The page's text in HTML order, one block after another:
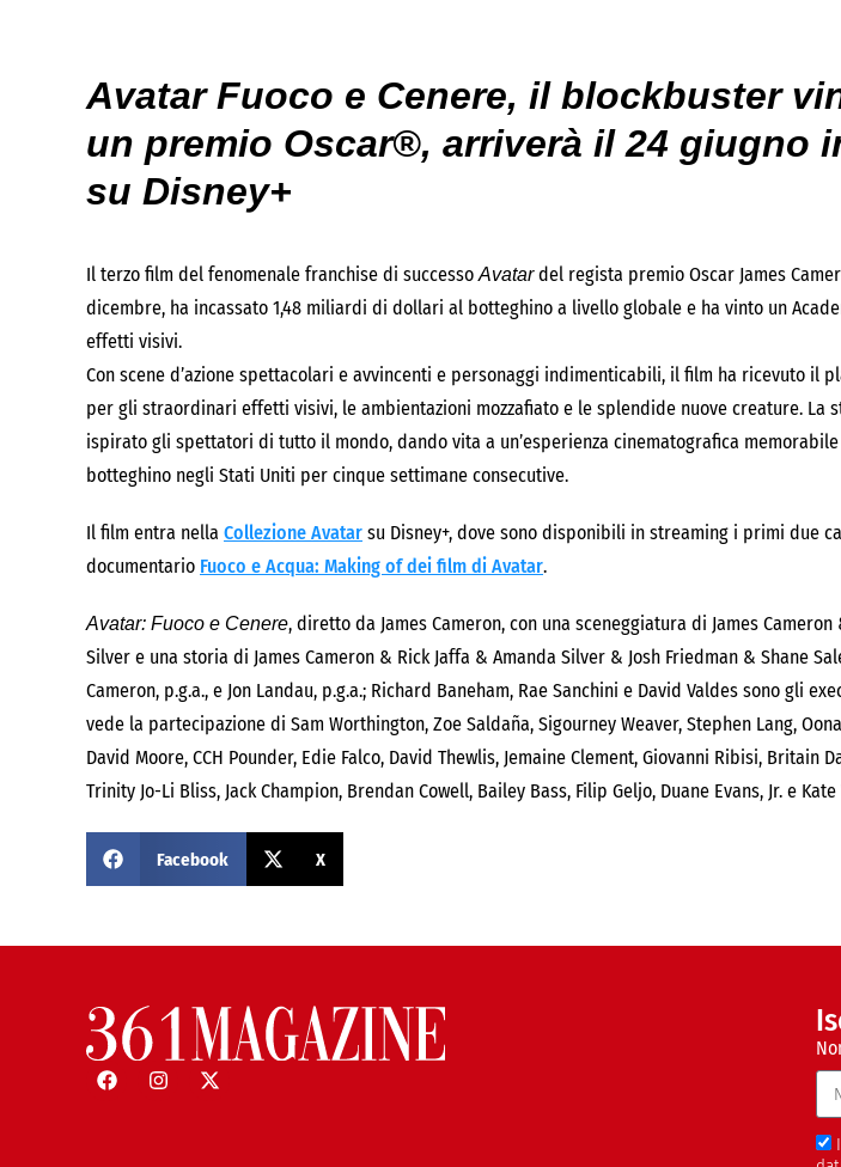
Avatar Fuoco e Cenere, il blockbuster
un premio Oscar®, arriverà il 24 giugno
su Disney+
Il terzo film del fenomenale franchise di successoAvatardel regista premio Oscar James
dicembre, ha incassato 1,48 miliardi di dollari al botteghino a livello globale e ha vinto un
effetti visivi.
Con scene d’azione spettacolari e avvincenti e personaggi indimenticabili, il film ha ricevuto il
per gli straordinari effetti visivi, le ambientazioni mozzafiato e le splendide nuove creature. La
ispirato gli spettatori di tutto il mondo, dando vita a un’esperienza cinematografica
botteghino negli Stati Uniti per cinque settimane consecutive.
Il film entra nella Collezione Avatar su Disney+, dove sono disponibili in streaming i primi due
documentario Fuoco e Acqua: Making of dei film di Avatar.
Avatar: Fuoco e Cenere, diretto da James Cameron, con una sceneggiatura di James Cameron
Silver e una storia di James Cameron & Rick Jaffa & Amanda Silver & Josh Friedman & Shane
Cameron, p.g.a., e Jon Landau, p.g.a.; Richard Baneham, Rae Sanchini e David Valdes sono gli
vede la partecipazione di Sam Worthington, Zoe Saldaña, Sigourney Weaver, Stephen Lang,
David Moore, CCH Pounder, Edie Falco, David Thewlis, Jemaine Clement, Giovanni Ribisi, Britain
Trinity Jo-Li Bliss, Jack Champion, Brendan Cowell, Bailey Bass, Filip Geljo, Duane Evans, Jr. e
Facebook X